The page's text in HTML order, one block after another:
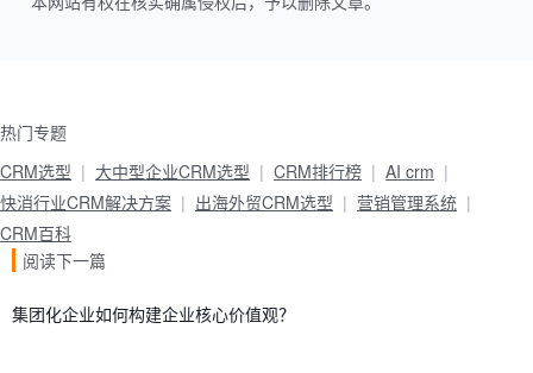
热门专题
CRM选型
大中型企业CRM选型 CRM排行榜
AI crm
快消行业CRM解决方案
出海外贸CRM选型
营销管理系统
CRM百科
阅读下一篇
集团化企业如何构建企业核心价值观？